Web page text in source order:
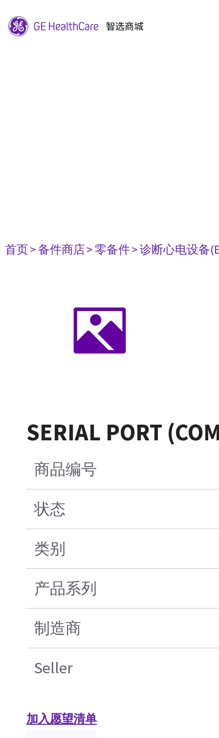
首页> 备件商店> 零备件> 诊断心电设备
SERIAL PORT
商品编号
状态
类别
产品系列
制造商
Seller
加入愿望清单